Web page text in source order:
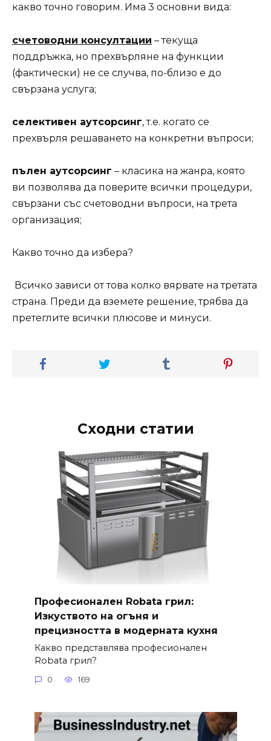
какво точно говорим. Има 3 основни вида:
счетоводни консултации – текуща
поддръжка, но прехвърляне на функции
(фактически) не се случва, по-близо е до
свързана услуга;
селективен аутсорсинг, т.е. когато се
прехвърля решаването на конкретни въпроси;
пълен аутсорсинг – класика на жанра, която
ви позволява да поверите всички процедури,
свързани със счетоводни въпроси, на трета
организация;
Какво точно да избера?
Всичко зависи от това колко вярвате на третата
страна. Преди да вземете решение, трябва да
претеглите всички плюсове и минуси.
Сходни статии
Професионален Robata грил:
Изкуството на огъня и
прецизността в модерната кухня
Какво представлява професионален
Robata грил?
0 169